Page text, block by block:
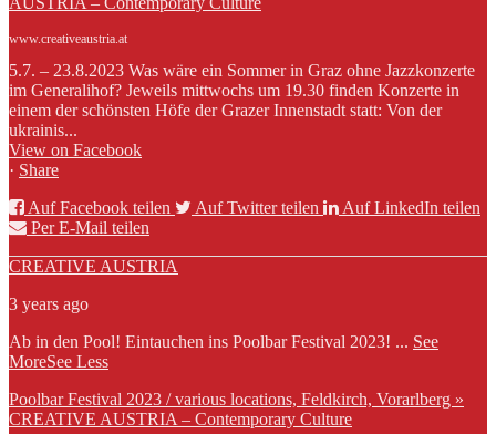
www.creativeaustria.at
5.7. – 23.8.2023 Was wäre ein Sommer in Graz ohne Jazzkonzerte
im Generalihof? Jeweils mittwochs um 19.30 finden Konzerte in
einem der schönsten Höfe der Grazer Innenstadt statt: Von der
ukrainis...
View on Facebook
· Share
Auf Facebook teilen
Auf Twitter teilen
Auf LinkedIn teilen
Per E-Mail teilen
CREATIVE AUSTRIA
3 years ago
Ab in den Pool! Eintauchen ins Poolbar Festival 2023! ... See
MoreSee Less
Poolbar Festival 2023 / various locations, Feldkirch, Vorarlberg »
CREATIVE AUSTRIA – Contemporary Culture